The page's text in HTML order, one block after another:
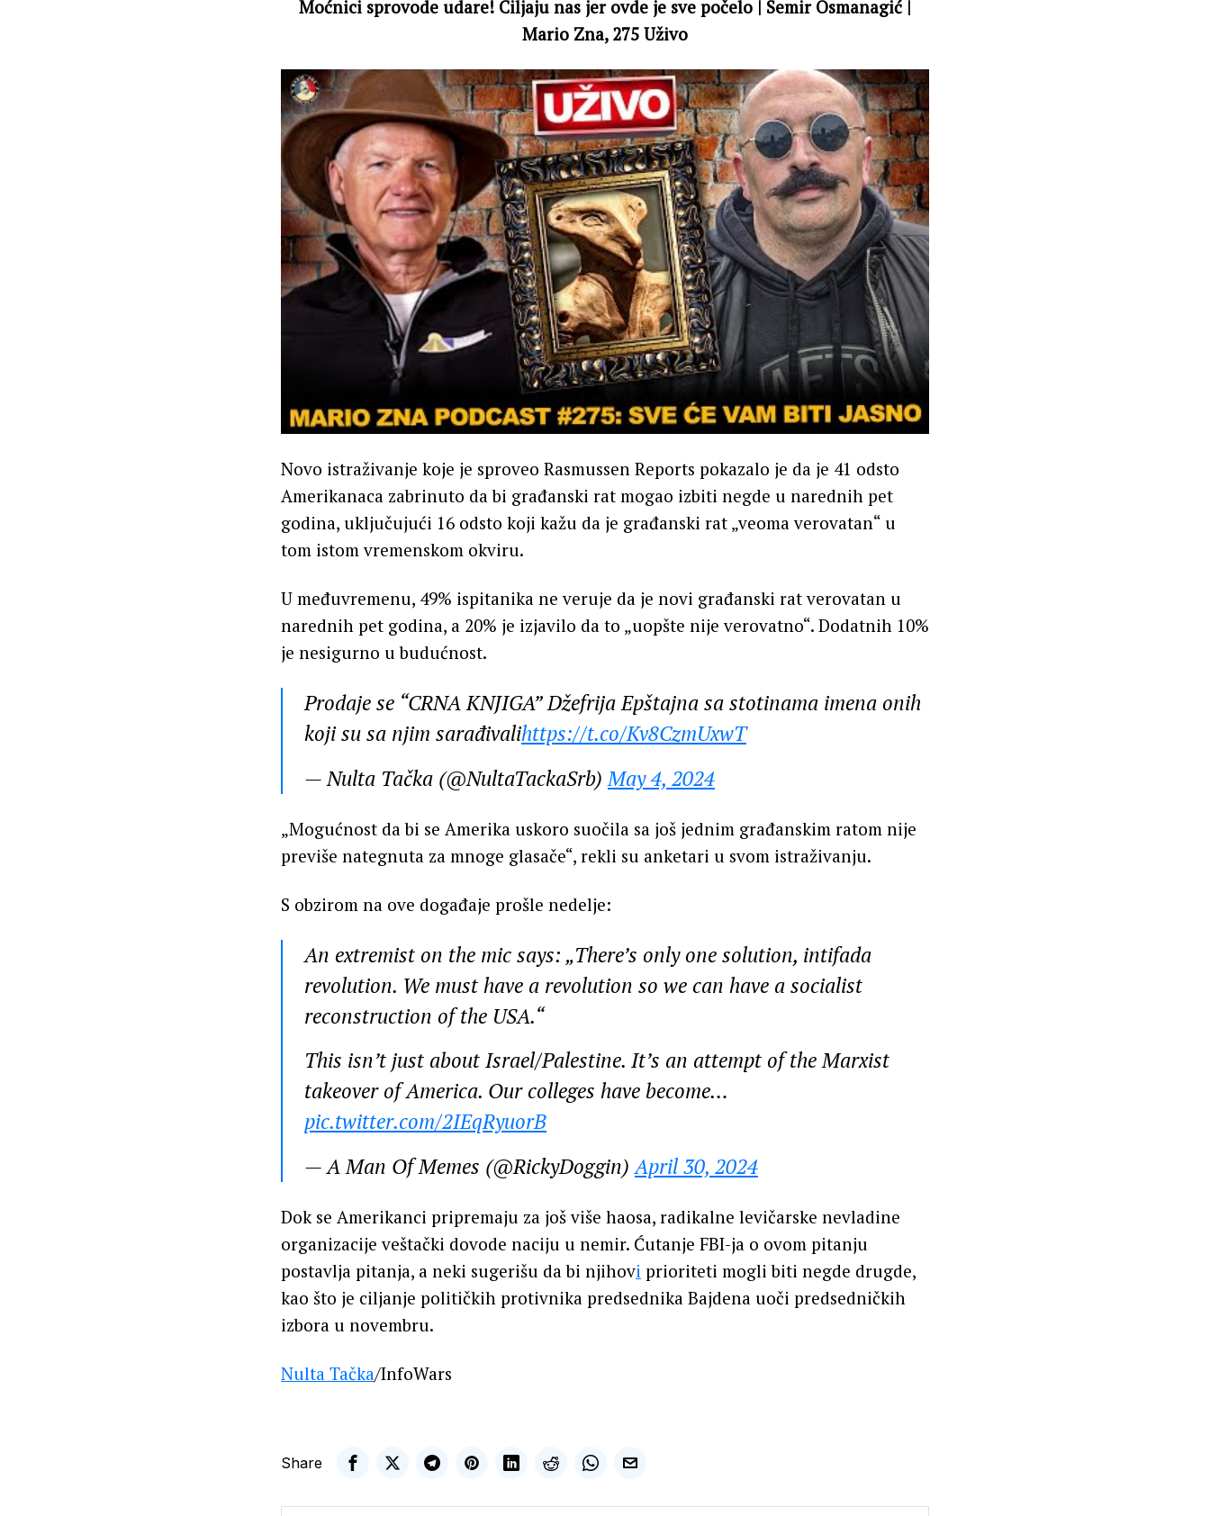
Moćnici sprovode udare! Ciljaju nas jer ovde je sve počelo | Semir Osmanagić |
Mario Zna, 275 Uživo
Novo istraživanje koje je sproveo Rasmussen Reports pokazalo je da je 41 odsto
Amerikanaca zabrinuto da bi građanski rat mogao izbiti negde u narednih pet
godina, uključujući 16 odsto koji kažu da je građanski rat „veoma verovatan“ u
tom istom vremenskom okviru.
U međuvremenu, 49% ispitanika ne veruje da je novi građanski rat verovatan u
narednih pet godina, a 20% je izjavilo da to „uopšte nije verovatno“. Dodatnih 10%
je nesigurno u budućnost.
Prodaje se “CRNA KNJIGA” Džefrija Epštajna sa stotinama imena onih
koji su sa njim sarađivalihttps://t.co/Kv8CzmUxwT
— Nulta Tačka (@NultaTackaSrb)May 4, 2024
„Mogućnost da bi se Amerika uskoro suočila sa još jednim građanskim ratom nije
previše nategnuta za mnoge glasače“, rekli su anketari u svom istraživanju.
S obzirom na ove događaje prošle nedelje:
An extremist on the mic says: „There’s only one solution, intifada
revolution. We must have a revolution so we can have a socialist
reconstruction of the USA.“
This isn’t just about Israel/Palestine. It’s an attempt of the Marxist
takeover of America. Our colleges have become…
pic.twitter.com/2IEqRyuorB
— A Man Of Memes (@RickyDoggin)April 30, 2024
Dok se Amerikanci pripremaju za još više haosa, radikalne levičarske nevladine
organizacije veštački dovode naciju u nemir. Ćutanje FBI-ja o ovom pitanju
postavlja pitanja, a neki sugerišu da bi njihovi prioriteti mogli biti negde drugde,
kao što je ciljanje političkih protivnika predsednika Bajdena uoči predsedničkih
izbora u novembru.
Nulta Tačka/InfoWars
Share